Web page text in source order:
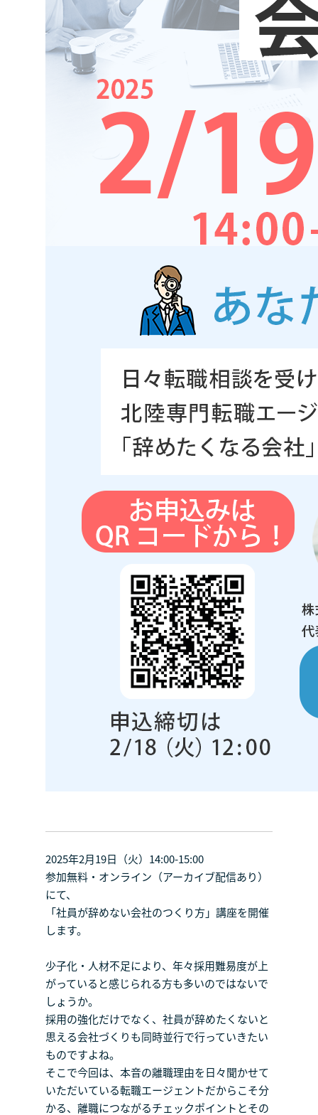
2025年2月19日（火）14:00-15:00
参加無料・オンライン（アーカイブ配信あり）
にて、
「社員が辞めない会社のつくり方」講座を開催
します。
少子化・人材不足により、年々採用難易度が上
がっていると感じられる方も多いのではないで
しょうか。
採用の強化だけでなく、社員が辞めたくないと
思える会社づくりも同時並行で行っていきたい
ものですよね。
そこで今回は、本音の離職理由を日々聞かせて
いただいている転職エージェントだからこそ分
かる、離職につながるチェックポイントとその